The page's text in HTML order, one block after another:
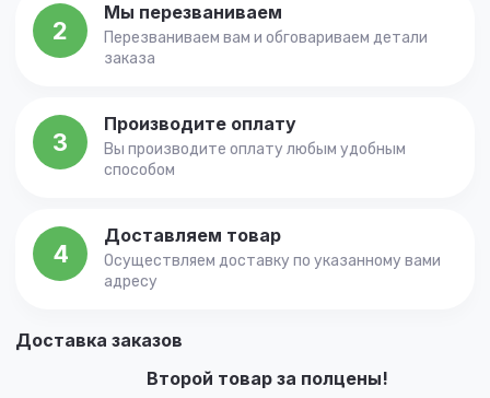
2
Мы перезваниваем
Перезваниваем вам и обговариваем детали
заказа
3
Производите оплату
Вы производите оплату любым удобным
способом
4
Доставляем товар
Осуществляем доставку по указанному вами
адресу
Доставка заказов
Второй товар за полцены!